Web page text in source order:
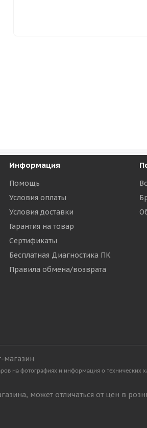
Информация
Помощь
Условия оплаты
Условия доставки
Гарантия на товар
Сертификаты
Бесплатная Диагностика ПК
Правила обмена/возврата
магазин
на фотографиях и информация о технических
может отличаться от цен в